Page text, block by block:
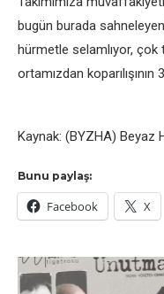
bugün burada
hürmetle selamlıyor, çok
ortamızdan koparılışının
Kaynak: (BYZHA) Beyaz
Bunu paylaş:
Facebook X